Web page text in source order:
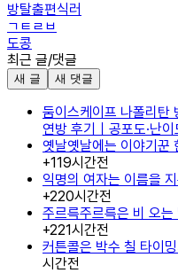
방탈출편식러
ㄱㅌㄹㅂ
도콩
최근 글/댓글
새 글 새 댓글
둠이스케이프 나폴리탄
연방 후기｜공포도·난이
옛날옛날에는 이야기꾼
+119시간전
익명의 여자는 이름을
+220시간전
주르륵주르륵은 비 오
+221시간전
커튼콜은 박수 칠 타이
시간전